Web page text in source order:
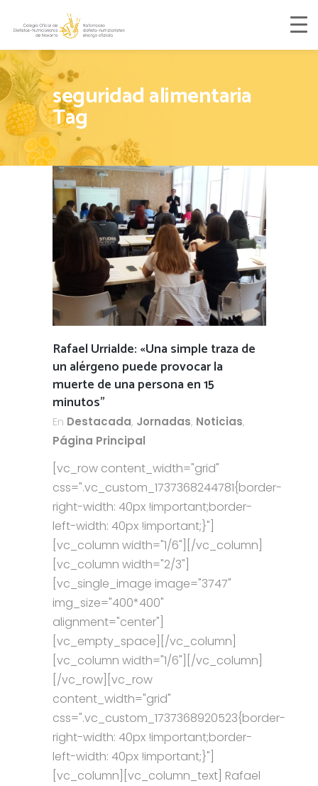
seguridad alimentaria
Tag
Rafael Urrialde: «Una simple traza de
un alérgeno puede provocar la
muerte de una persona en 15
minutos”
En Destacada, Jornadas, Noticias,
Página Principal
[vc_row content_width="grid"
css=".vc_custom_1737368244781{border-
right-width: 40px !important;border-
left-width: 40px !important;}"]
[vc_column width="1/6"][/vc_column]
[vc_column width="2/3"]
[vc_single_image image="3747"
img_size="400*400"
alignment="center"]
[vc_empty_space][/vc_column]
[vc_column width="1/6"][/vc_column]
[/vc_row][vc_row
content_width="grid"
css=".vc_custom_1737368920523{border-
right-width: 40px !important;border-
left-width: 40px !important;}"]
[vc_column][vc_column_text] Rafael